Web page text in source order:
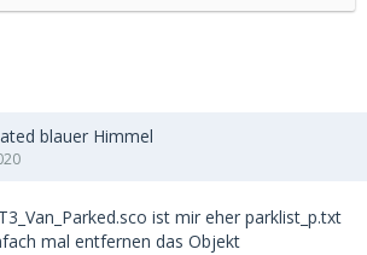
blauer Himmel
ist mir eher parklist_p.txt
mal entfernen das Objekt